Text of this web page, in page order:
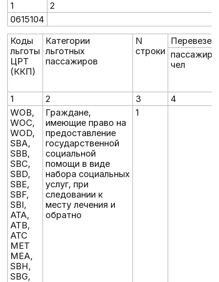
1
2
0615104
Коды
льготы
ЦРТ
(ККП)
Категории
льготных
пассажиров
N
строки
чел
1 2 3
4
WOB,
WOC,
WOD,
SBA,
SBB,
SBC,
SBD,
SBE,
SBF,
SBI,
ATA,
ATB,
ATC
MET
MEA,
SBH,
SBG,
Граждане,
имеющие право на
предоставление
государственной
социальной
помощи в виде
набора социальных
услуг, при
следовании к
месту лечения и
обратно
1